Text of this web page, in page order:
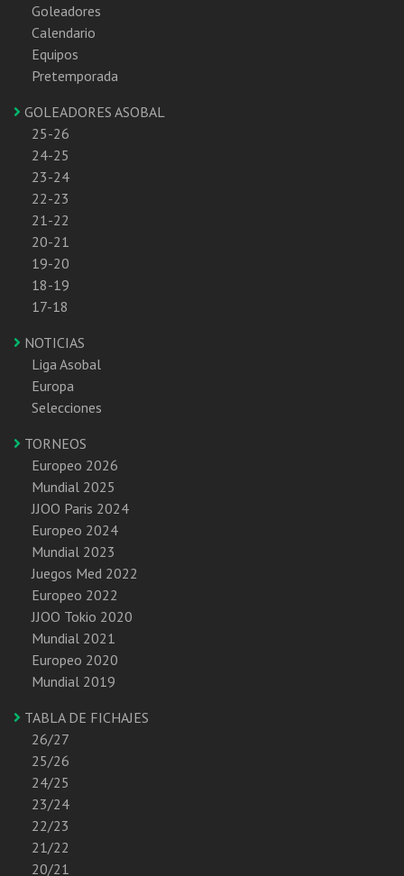
Goleadores
Calendario
Equipos
Pretemporada
GOLEADORES ASOBAL
25-26
24-25
23-24
22-23
21-22
20-21
19-20
18-19
17-18
NOTICIAS
Liga Asobal
Europa
Selecciones
TORNEOS
Europeo 2026
Mundial 2025
JJOO Paris 2024
Europeo 2024
Mundial 2023
Juegos Med 2022
Europeo 2022
JJOO Tokio 2020
Mundial 2021
Europeo 2020
Mundial 2019
TABLA DE FICHAJES
26/27
25/26
24/25
23/24
22/23
21/22
20/21